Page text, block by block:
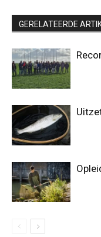
GERELATEERDE